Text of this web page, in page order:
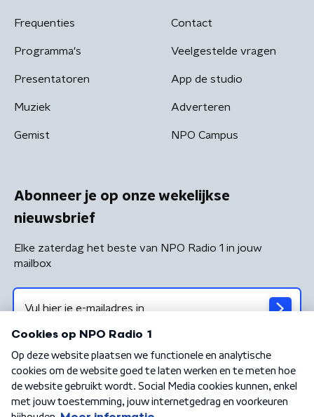
Frequenties
Programma's
Presentatoren
Muziek
Gemist
Contact
Veelgestelde vragen
App de studio
Adverteren
NPO Campus
Abonneer je op onze wekelijkse
nieuwsbrief
Elke zaterdag het beste van NPO Radio 1 in jouw
mailbox
Algemene voorwaarden